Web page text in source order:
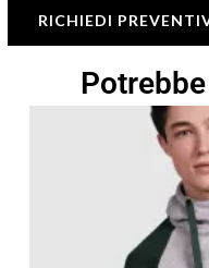
RICHIEDI